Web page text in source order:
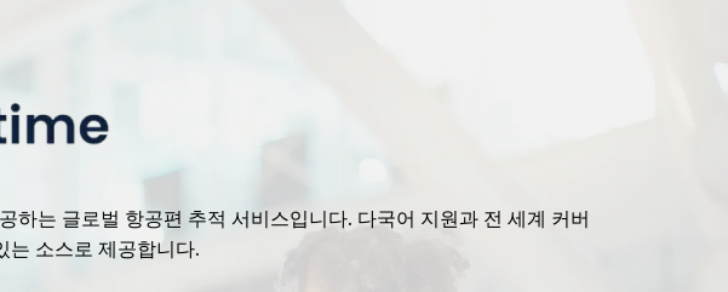
는 글로벌 항공편 추적 서비스입니다. 다국어 지원과 전 세계 커버
는 소스로 제공합니다.